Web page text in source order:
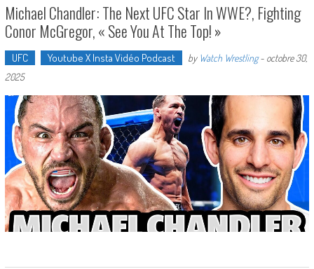
Michael Chandler: The Next UFC Star In WWE?, Fighting
Conor McGregor, « See You At The Top! »
UFC Youtube X Insta Vidéo Podcast by Watch Wrestling- octobre 30,
2025